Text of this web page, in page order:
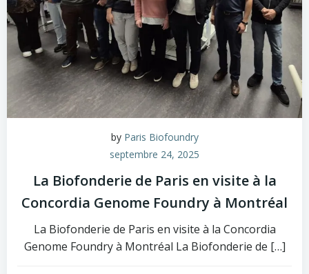
by Paris Biofoundry
septembre 24, 2025
La Biofonderie de Paris en visite à la
Concordia Genome Foundry à Montréal
La Biofonderie de Paris en visite à la Concordia
Genome Foundry à Montréal La Biofonderie de […]